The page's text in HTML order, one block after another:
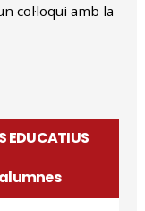
col·loqui amb la
EDUCATIUS
alumnes